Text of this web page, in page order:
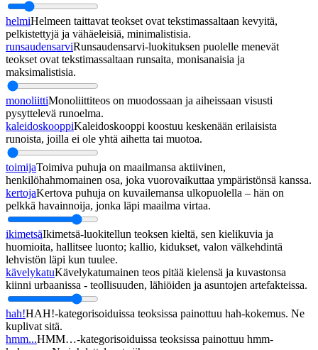
helmiHelmeen taittavat teokset ovat tekstimassaltaan kevyitä,
pelkistettyjä ja vähäeleisiä, minimalistisia.
runsaudensarviRunsaudensarvi-luokituksen puolelle menevät
teokset ovat tekstimassaltaan runsaita, monisanaisia ja
maksimalistisia.
monoliittiMonoliittiteos on muodossaan ja aiheissaan visusti
pysyttelevä runoelma.
kaleidoskooppiKaleidoskooppi koostuu keskenään erilaisista
runoista, joilla ei ole yhtä aihetta tai muotoa.
toimijaToimiva puhuja on maailmansa aktiivinen,
henkilöhahmomainen osa, joka vuorovaikuttaa ympäristönsä kanssa.
kertojaKertova puhuja on kuvailemansa ulkopuolella – hän on
pelkkä havainnoija, jonka läpi maailma virtaa.
ikimetsäIkimetsä-luokitellun teoksen kieltä, sen kielikuvia ja
huomioita, hallitsee luonto; kallio, kidukset, valon välkehdintä
lehvistön läpi kun tuulee.
kävelykatuKävelykatumainen teos pitää kielensä ja kuvastonsa
kiinni urbaanissa - teollisuuden, lähiöiden ja asuntojen artefakteissa.
hah!HAH!-kategorisoiduissa teoksissa painottuu hah-kokemus. Ne
kuplivat sitä.
hmm...HMM…-kategorisoiduissa teoksissa painottuu hmm-